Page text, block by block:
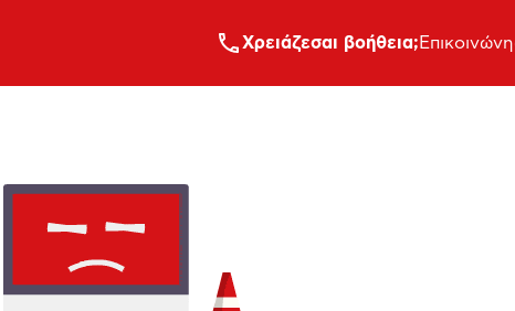
Xρειάζεσαι βοήθεια;